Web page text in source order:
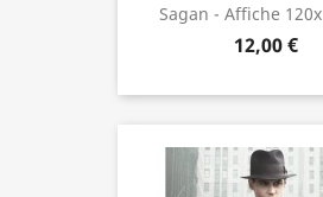
Sagan - Affiche
12,00 €